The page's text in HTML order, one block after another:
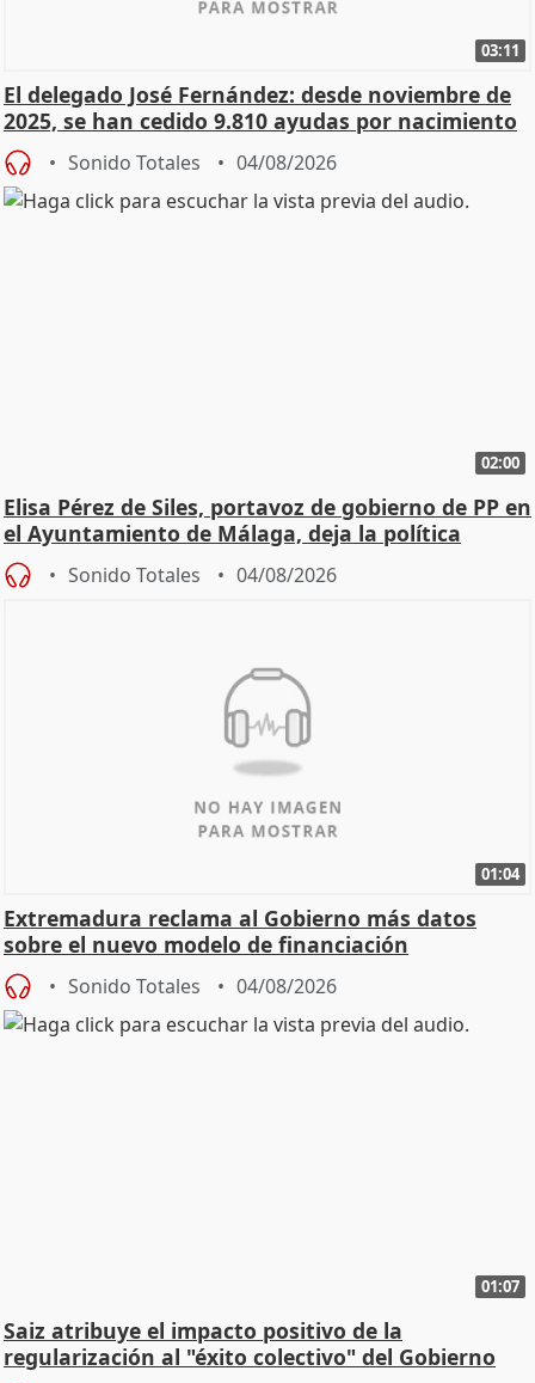
03:11
El delegado José Fernández: desde noviembre de
2025, se han cedido 9.810 ayudas por nacimiento
Sonido Totales 04/08/2026
02:00
Elisa Pérez de Siles, portavoz de gobierno de PP en
el Ayuntamiento de Málaga, deja la política
Sonido Totales 04/08/2026
01:04
Extremadura reclama al Gobierno más datos
sobre el nuevo modelo de financiación
Sonido Totales 04/08/2026
01:07
Saiz atribuye el impacto positivo de la
regularización al "éxito colectivo" del Gobierno